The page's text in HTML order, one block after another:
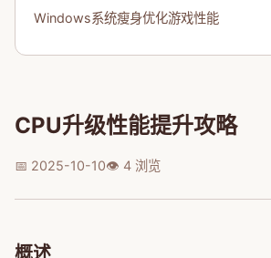
CPU升级性能提升攻略
📅 2025-10-10👁️ 4 浏览
概述
Windows系统瘦身优化游戏性能